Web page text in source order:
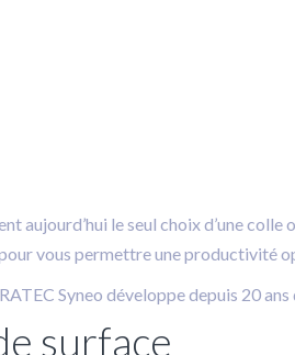
aujourd’hui le seul choix d’une
vous permettre une productivité
Syneo développe depuis 20
surface